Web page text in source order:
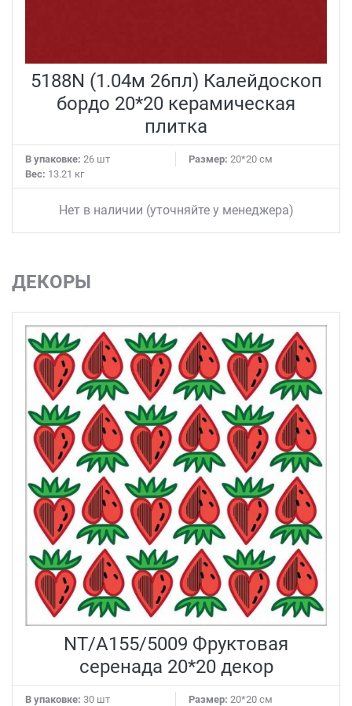
5188N (1.04м 26пл) Калейдоскоп
бордо 20*20 керамическая
плитка
В упаковке: 26 шт Размер: 20*20 см
Вес: 13.21 кг
Нет в наличии (уточняйте у менеджера)
ДЕКОРЫ
NT/A155/5009 Фруктовая
серенада 20*20 декор
В упаковке: 30 шт Размер: 20*20 см